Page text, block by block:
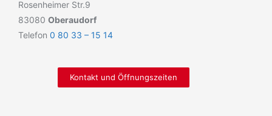
Rosenheimer Str.9
83080 Oberaudorf
Telefon 0 80 33 – 15 14
Kontakt und Öffnungszeiten